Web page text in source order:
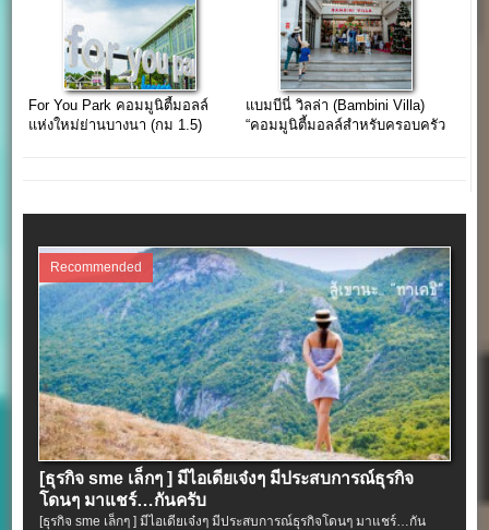
For You Park คอมมูนิตี้มอลล์
แห่งใหม่ย่านบางนา (กม 1.5)
แบมบีนี่ วิลล่า (Bambini Villa)
“คอมมูนิตี้มอลล์สำหรับครอบครัว
Recommended
[ธุรกิจ sme เล็กๆ ] มีไอเดียเจ๋งๆ มีประสบการณ์ธุรกิจ
โดนๆ มาแชร์…กันครับ
[ธุรกิจ sme เล็กๆ ] มีไอเดียเจ๋งๆ มีประสบการณ์ธุรกิจโดนๆ มาแชร์…กัน